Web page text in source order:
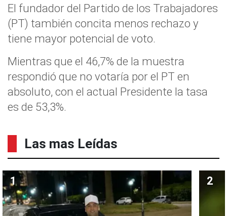
El fundador del Partido de los Trabajadores
(PT) también concita menos rechazo y
tiene mayor potencial de voto.
Mientras que el 46,7% de la muestra
respondió que no votaría por el PT en
absoluto, con el actual Presidente la tasa
es de 53,3%.
Las mas Leídas